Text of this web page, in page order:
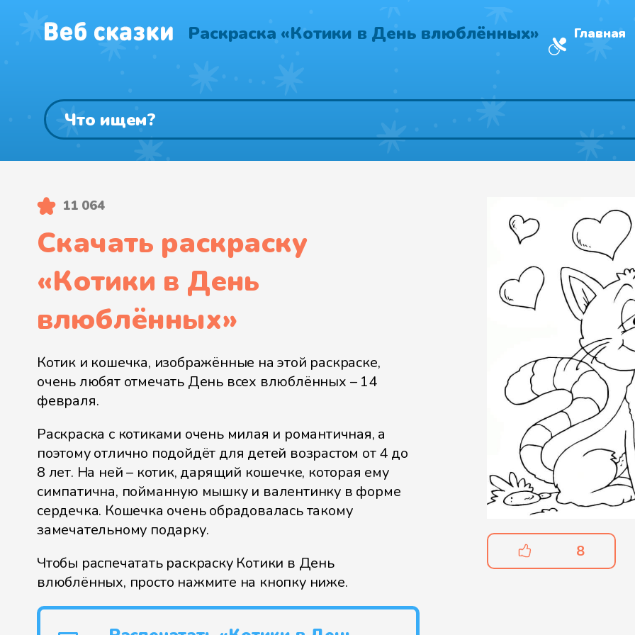
Раскраска «Котики в День влюблённых» Главная
8
11 064
Скачать раскраску
«Котики в День
влюблённых»
Котик и кошечка, изображённые на этой раскраске,
очень любят отмечать День всех влюблённых – 14
февраля.
Раскраска с котиками очень милая и романтичная, а
поэтому отлично подойдёт для детей возрастом от 4 до
8 лет. На ней – котик, дарящий кошечке, которая ему
симпатична, пойманную мышку и валентинку в форме
сердечка. Кошечка очень обрадовалась такому
замечательному подарку.
Чтобы распечатать раскраску Котики в День
влюблённых, просто нажмите на кнопку ниже.